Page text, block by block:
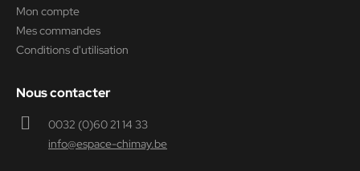
Mon compte
Mes commandes
Conditions d'utilisation
Nous contacter
0032 (0)60 21 14 33
info@espace-chimay.be